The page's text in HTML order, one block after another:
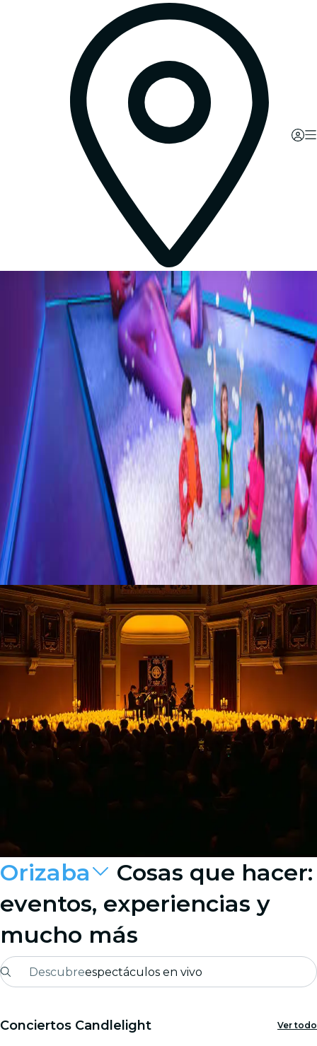
Orizaba
Cosas que hacer:
eventos, experiencias y
mucho más
Descubreespectáculos en vivo
candlelight
Conciertos Candlelight Ver todo